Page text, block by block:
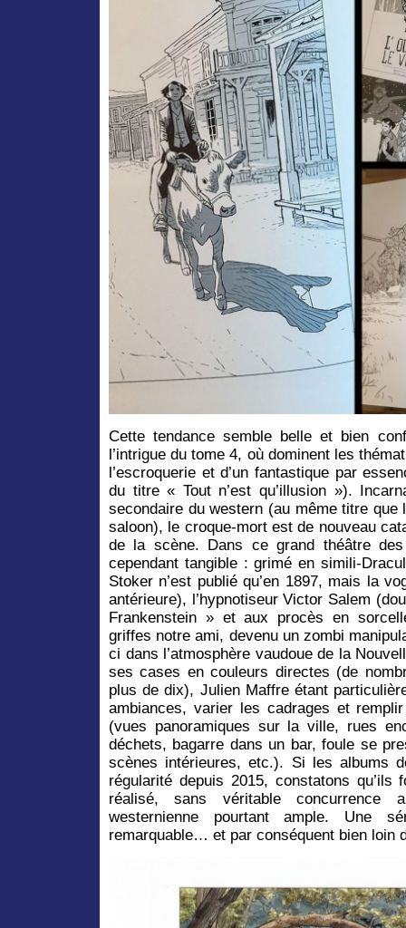
Cette tendance semble belle et bien
l’intrigue du tome 4, où dominent les
l’escroquerie et d’un fantastique par
du titre « Tout n’est qu’illusion »).
secondaire du western (au même titre que
saloon), le croque-mort est de nouveau
de la scène. Dans ce grand théâtre
cependant tangible : grimé en simili-
Stoker n’est publié qu’en 1897, mais la
antérieure), l’hypnotiseur Victor Salem
Frankenstein » et aux procès en
griffes notre ami, devenu un zombi
ci dans l’atmosphère vaudoue de la
ses cases en couleurs directes (de
plus de dix), Julien Maffre étant
ambiances, varier les cadrages et
(vues panoramiques sur la ville, rues
déchets, bagarre dans un bar, foule se
scènes intérieures, etc.). Si les albums
régularité depuis 2015, constatons
réalisé, sans véritable concurrence
westernienne pourtant ample. Une
remarquable… et par conséquent bien loin